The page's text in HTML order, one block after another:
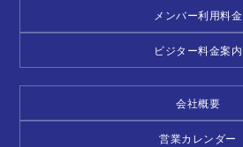
メンバー利用料金
ビジター料金案内
会社概要
営業カレンダー